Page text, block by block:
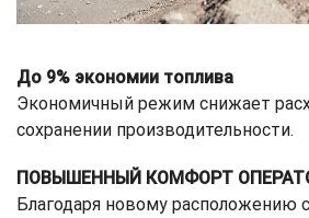
До 9% экономии топлива
Экономичный режим снижает
сохранении производительности.
ПОВЫШЕННЫЙ КОМФОРТ
Благодаря новому расположению